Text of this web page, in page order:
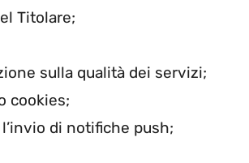
Titolare;
sulla qualità dei servizi;
cookies;
di notifiche push;